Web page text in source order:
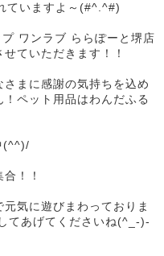
ていますよ～(#^.^#)
ワンラブ ららぽーと堺店
ていただきます！！
まに感謝の気持ちを込め
ペット用品はわんだふる
(^^)/
！！
気に遊びまわっておりま
てあげてくださいね(^_-)-